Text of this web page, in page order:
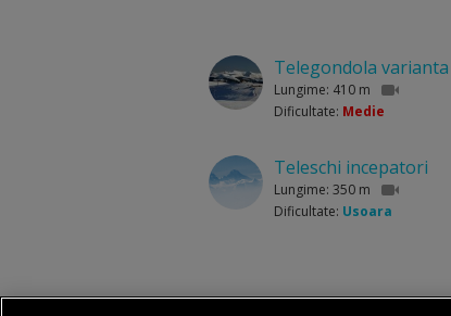
Telegondola varianta
Lungime: 410 m
Dificultate: Medie
Teleschi incepatori
Lungime: 350 m
Dificultate: Usoara